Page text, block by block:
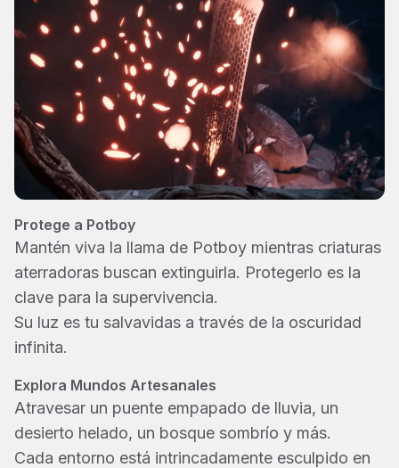
Protege a Potboy
Mantén viva la llama de Potboy mientras criaturas
aterradoras buscan extinguirla. Protegerlo es la
clave para la supervivencia.
Su luz es tu salvavidas a través de la oscuridad
infinita.
Explora Mundos Artesanales
Atravesar un puente empapado de lluvia, un
desierto helado, un bosque sombrío y más.
Cada entorno está intrincadamente esculpido en